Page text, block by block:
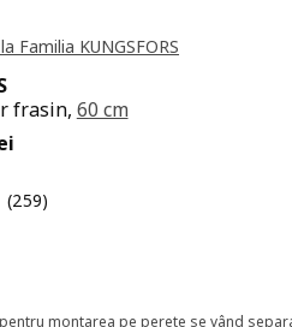
Familia KUNGSFORS
frasin, 60 cm
Prezentare generală: 4.3 din 5
(259)
montarea pe perete se vând